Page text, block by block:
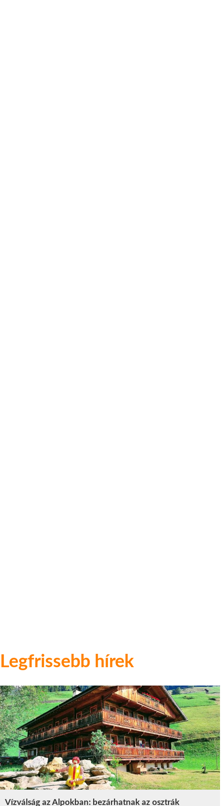
Legfrissebb hírek
Vízválság az Alpokban: bezárhatnak az osztrák